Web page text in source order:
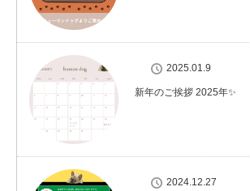
2025.01.9
新年のご挨拶 2025年✨
2024.12.27